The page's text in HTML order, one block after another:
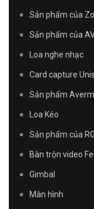
Sản phẩm của
Sản phẩm của
Loa nghe nhạc
Card capture
Sản phẩm
Loa Kéo
Sản phẩm của
Bàn trộn video
Gimbal
Màn hình